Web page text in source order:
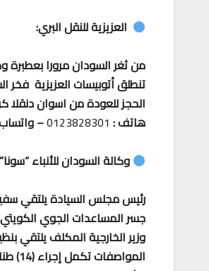
العزيزية للنقل البري:
من ثغر السودان مرورا بعطبرة
تنطلق أتوبيسات العزيزية فخر
الحجز للعودة من اسوان
هاتف : 0123828301
–
وكالة السودان للأنباء
رئيس مجلس السيادة يلتقي
جسر المساعدات الجوي
وزير الخارجية المكلف يلتقي
المواصفات تكمل إجراء (14) طنا من الذهب في النصف الأول من العام